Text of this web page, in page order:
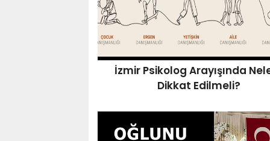
İzmir Psikolog Arayışında
Dikkat Edilmeli?